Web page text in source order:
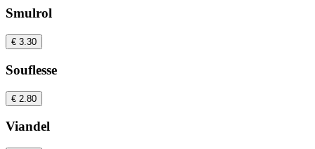
Smulrol
€ 3.30
Souflesse
€ 2.80
Viandel